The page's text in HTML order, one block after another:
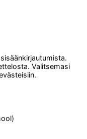
Valitsemasi